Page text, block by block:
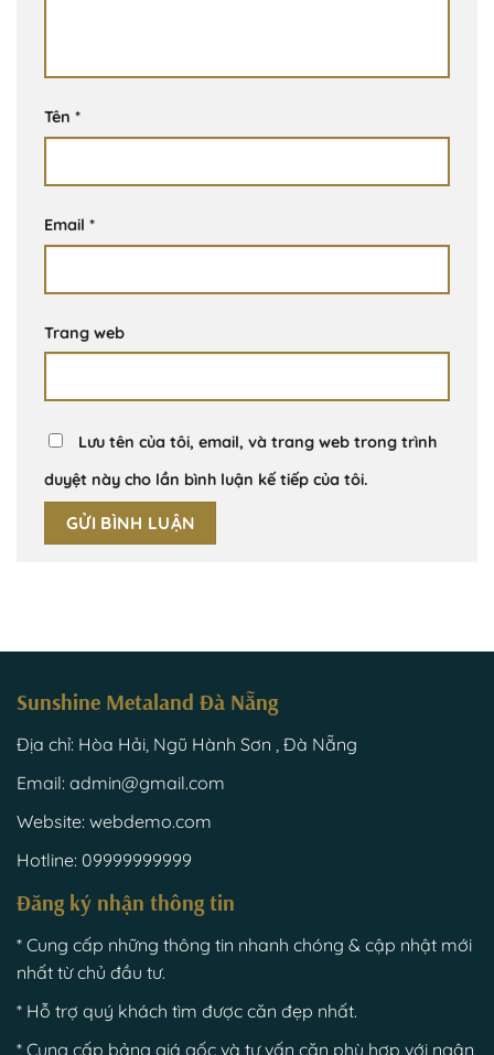
Tên *
Email *
Trang web
Lưu tên của tôi, email, và trang web trong trình
duyệt này cho lần bình luận kế tiếp của tôi.
Sunshine Metaland Đà Nẵng
Địa chỉ: Hòa Hải, Ngũ Hành Sơn , Đà Nẵng
Email: admin@gmail.com
Website: webdemo.com
Hotline: 09999999999
Đăng ký nhận thông tin
* Cung cấp những thông tin nhanh chóng & cập nhật mới
nhất từ chủ đầu tư.
* Hỗ trợ quý khách tìm được căn đẹp nhất.
* Cung cấp bảng giá gốc và tư vấn căn phù hợp với ngân